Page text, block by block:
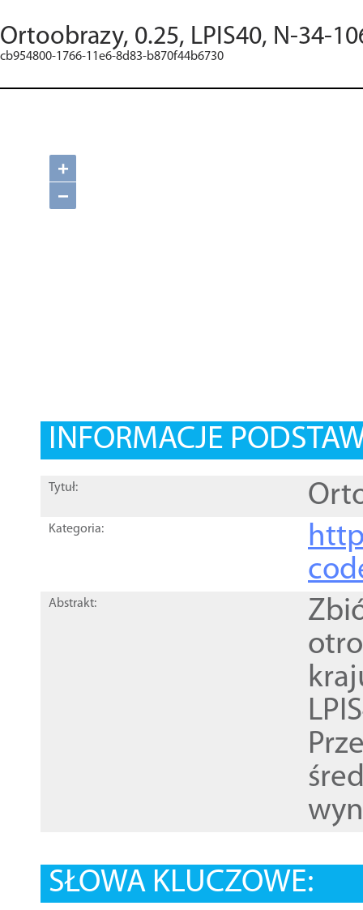
Ortoobrazy, 0.25, LPIS40, N-34-
cb954800-1766-11e6-8d83-b870f44b6730
+
−
INFORMACJE
Tytuł:
Kategoria:
Abstrakt:
SŁOWA KLUCZOWE: